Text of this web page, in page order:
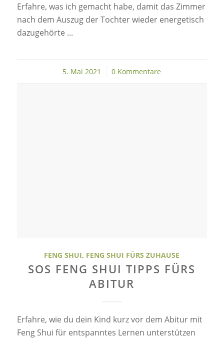
Erfahre, was ich gemacht habe, damit das Zimmer
nach dem Auszug der Tochter wieder energetisch
dazugehörte ...
5. Mai 2021
/ 0 Kommentare
FENG SHUI, FENG SHUI FÜRS ZUHAUSE
SOS FENG SHUI TIPPS FÜRS
ABITUR
Erfahre, wie du dein Kind kurz vor dem Abitur mit
Feng Shui für entspanntes Lernen unterstützen